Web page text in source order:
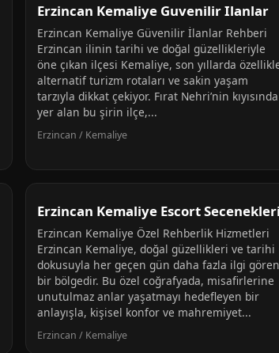
Erzincan Kemaliye Guvenilir Ilanlar
Erzincan Kemaliye Güvenilir İlanlar Rehberi
Erzincan ilinin tarihi ve doğal güzellikleriyle
öne çıkan ilçesi Kemaliye, son yıllarda
alternatif turizm rotaları ve sakin yaşam
tarzıyla dikkat çekiyor. Fırat Nehri’nin kıyısında
yer alan bu şirin ilçe,...
Erzincan / Kemaliye
Erzincan Kemaliye Escort Secenekleri
Erzincan Kemaliye Özel Rehberlik Hizmetleri
Erzincan Kemaliye, doğal güzellikleri ve tarihi
dokusuyla her geçen gün daha fazla ilgi gören
bir bölgedir. Bu özel coğrafyada, misafirlerine
unutulmaz anlar yaşatmayı hedefleyen bir
anlayışla, kişisel konfor ve mahremiyet...
Erzincan / Kemaliye